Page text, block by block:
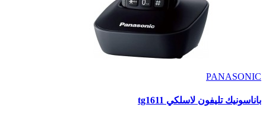
PANASONIC
باناسونيك تليفون لاسلكي tg1611